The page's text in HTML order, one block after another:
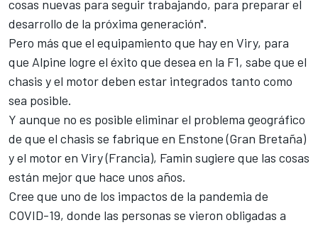
cosas nuevas para seguir trabajando, para preparar el
desarrollo de la próxima generación".
Pero más que el equipamiento que hay en Viry, para
que Alpine logre el éxito que desea en la F1, sabe que el
chasis y el motor deben estar integrados tanto como
sea posible.
Y aunque no es posible eliminar el problema geográfico
de que el chasis se fabrique en Enstone (Gran Bretaña)
y el motor en Viry (Francia), Famin sugiere que las cosas
están mejor que hace unos años.
Cree que uno de los impactos de la pandemia de
COVID-19, donde las personas se vieron obligadas a